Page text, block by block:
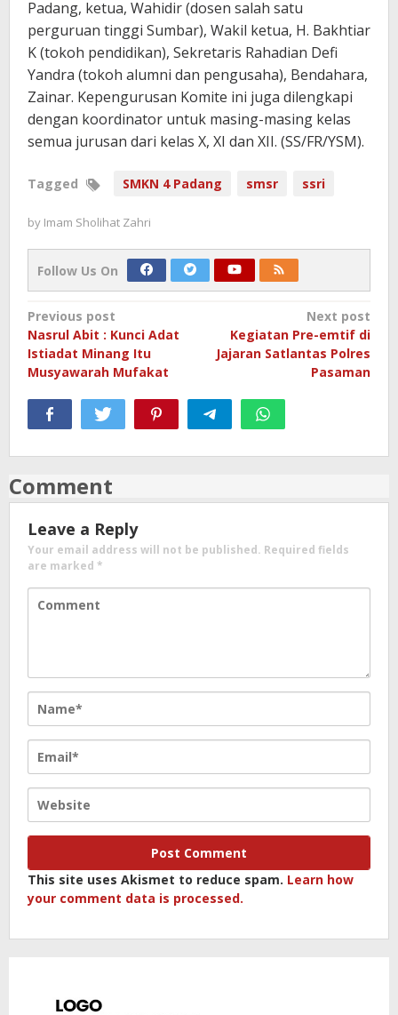
Padang, ketua, Wahidir (dosen salah satu
perguruan tinggi Sumbar), Wakil ketua, H. Bakhtiar
K (tokoh pendidikan), Sekretaris Rahadian Defi
Yandra (tokoh alumni dan pengusaha), Bendahara,
Zainar. Kepengurusan Komite ini juga dilengkapi
dengan koordinator untuk masing-masing kelas
semua jurusan dari kelas X, XI dan XII. (SS/FR/YSM).
Tagged SMKN 4 Padang smsr ssri
by Imam Sholihat Zahri
Follow Us On
Post
navigation
Previous post
Nasrul Abit : Kunci Adat
Istiadat Minang Itu
Musyawarah Mufakat
Next post
Kegiatan Pre-emtif di
Jajaran Satlantas Polres
Pasaman
Comment
Leave a Reply
Your email address will not be published. Required fields
are marked *
This site uses Akismet to reduce spam. Learn how
your comment data is processed.